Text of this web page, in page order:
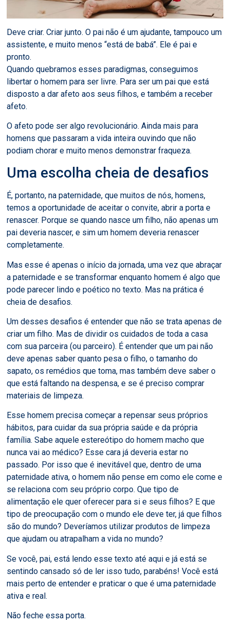
Deve criar. Criar junto. O pai não é um ajudante, tampouco um
assistente, e muito menos “está de babá”. Ele é pai e
pronto.
Quando quebramos esses paradigmas, conseguimos
libertar o homem para ser livre. Para ser um pai que está
disposto a dar afeto aos seus filhos, e também a receber
afeto.
O afeto pode ser algo revolucionário. Ainda mais para
homens que passaram a vida inteira ouvindo que não
podiam chorar e muito menos demonstrar fraqueza.
Uma escolha cheia de desafios
É, portanto, na paternidade, que muitos de nós, homens,
temos a oportunidade de aceitar o convite, abrir a porta e
renascer. Porque se quando nasce um filho, não apenas um
pai deveria nascer, e sim um homem deveria renascer
completamente.
Mas esse é apenas o início da jornada, uma vez que abraçar
a paternidade e se transformar enquanto homem é algo que
pode parecer lindo e poético no texto. Mas na prática é
cheia de desafios.
Um desses desafios é entender que não se trata apenas de
criar um filho. Mas de dividir os cuidados de toda a casa
com sua parceira (ou parceiro). É entender que um pai não
deve apenas saber quanto pesa o filho, o tamanho do
sapato, os remédios que toma, mas também deve saber o
que está faltando na despensa, e se é preciso comprar
materiais de limpeza.
Esse homem precisa começar a repensar seus próprios
hábitos, para cuidar da sua própria saúde e da própria
família. Sabe aquele estereótipo do homem macho que
nunca vai ao médico? Esse cara já deveria estar no
passado. Por isso que é inevitável que, dentro de uma
paternidade ativa, o homem não pense em como ele come e
se relaciona com seu próprio corpo. Que tipo de
alimentação ele quer oferecer para si e seus filhos? E que
tipo de preocupação com o mundo ele deve ter, já que filhos
são do mundo? Deveríamos utilizar produtos de limpeza
que ajudam ou atrapalham a vida no mundo?
Se você, pai, está lendo esse texto até aqui e já está se
sentindo cansado só de ler isso tudo, parabéns! Você está
mais perto de entender e praticar o que é uma paternidade
ativa e real.
Não feche essa porta.